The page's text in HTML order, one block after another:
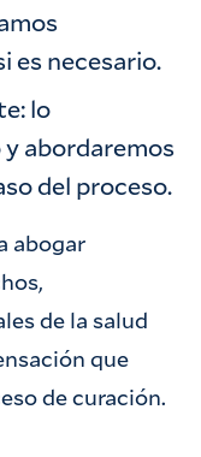
es necesario.
lo
abordaremos
del proceso.
abogar
de la salud
que
de curación.